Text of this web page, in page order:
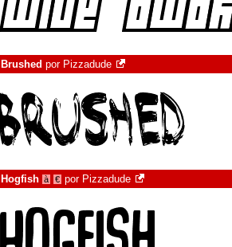
Brushed por Pizzadude
Hogfish à € por Pizzadude